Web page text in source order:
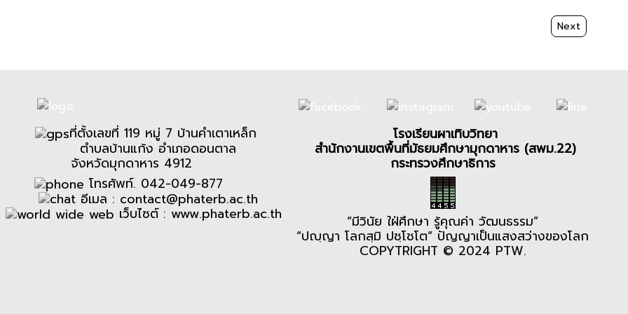
Next article: ค
Next
ที่ตั้งเลขที่ 119 หมู่ 7 บ้านคำเตาเหล็ก
ตำบลบ้านแก้ง อำเภอดอนตาล
จังหวัดมุกดาหาร 4912
โทรศัพท์. 042-049-877
อีเมล : contact@phaterb.ac.th
เว็บไซต์ : www.phaterb.ac.th
โรงเรียนผาเทิบวิทยา
สำนักงานเขตพื้นที่มัธยมศึกษามุกดาหาร (สพม.22)
กระทรวงศึกษาธิการ
“มีวินัย ใฝ่ศึกษา รู้คุณค่า วัฒนธรรม”
“ปญฺญา โลกสฺมิ ปชฺโชโต” ปัญญาเป็นแสงสว่างของโลก
COPYTRIGHT © 2024 PTW.